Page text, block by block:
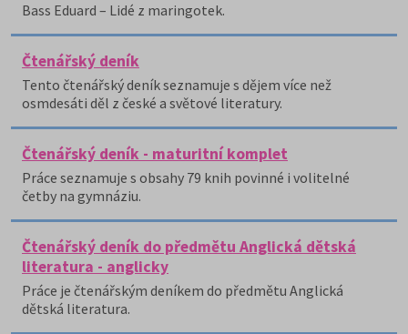
Bass Eduard – Lidé z maringotek.
Čtenářský deník
Tento čtenářský deník seznamuje s dějem více než
osmdesáti děl z české a světové literatury.
Čtenářský deník - maturitní komplet
Práce seznamuje s obsahy 79 knih povinné i volitelné
četby na gymnáziu.
Čtenářský deník do předmětu Anglická dětská
literatura - anglicky
Práce je čtenářským deníkem do předmětu Anglická
dětská literatura.